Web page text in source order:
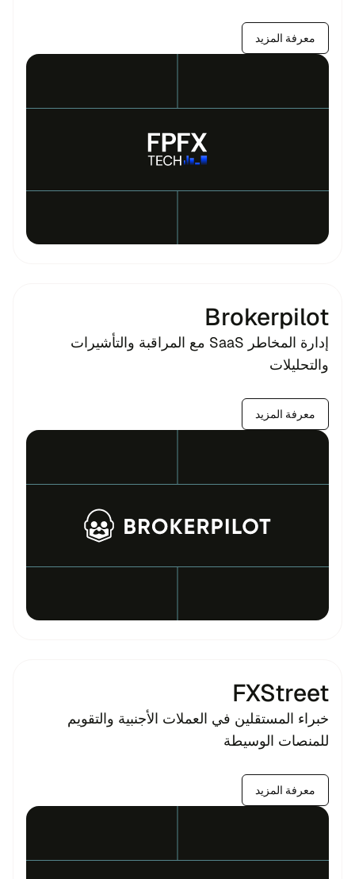
معرفة المزيد
Brokerpilot
إدارة المخاطر SaaS مع المراقبة والتأشيرات
والتحليلات
معرفة المزيد
FXStreet
خبراء المستقلين في العملات الأجنبية والتقويم
للمنصات الوسيطة
معرفة المزيد